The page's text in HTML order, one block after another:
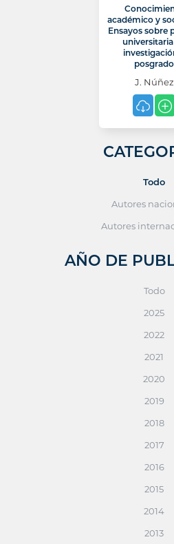
académico y
Ensayos sobre
posgrado
J. Núñez
Todo
Autores
Autores
AÑO DE
Todo
2025
2022
2021
2020
2019
2018
2017
2016
2015
2014
2013